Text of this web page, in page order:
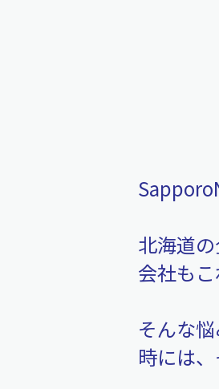
北海道
会社も
そんな
時には